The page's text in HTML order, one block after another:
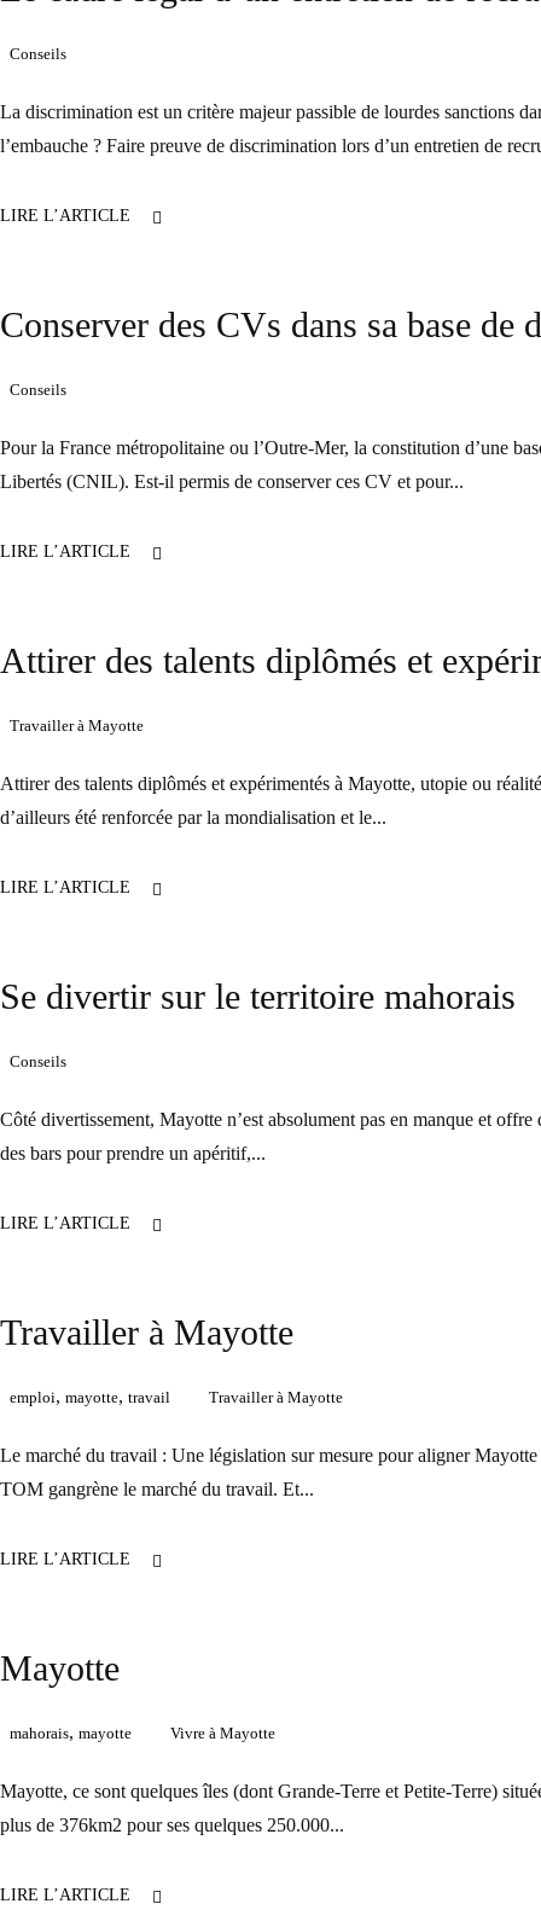
Conseils
La discrimination est un critère majeur passible de lourdes sanctions
l’embauche ? Faire preuve de discrimination lors d’un entretien de
LIRE L’ARTICLE
Conserver des CVs dans sa base de
Conseils
Pour la France métropolitaine ou l’Outre-Mer, la constitution d’une
Libertés (CNIL). Est-il permis de conserver ces CV et pour...
LIRE L’ARTICLE
Attirer des talents diplômés et
Travailler à Mayotte
Attirer des talents diplômés et expérimentés à Mayotte, utopie ou
d’ailleurs été renforcée par la mondialisation et le...
LIRE L’ARTICLE
Se divertir sur le territoire mahorais
Conseils
Côté divertissement, Mayotte n’est absolument pas en manque et
des bars pour prendre un apéritif,...
LIRE L’ARTICLE
Travailler à Mayotte
emploi, mayotte, travail Travailler à Mayotte
Le marché du travail : Une législation sur mesure pour aligner
TOM gangrène le marché du travail. Et...
LIRE L’ARTICLE
Mayotte
mahorais, mayotte Vivre à Mayotte
Mayotte, ce sont quelques îles (dont Grande-Terre et Petite-Terre)
plus de 376km2 pour ses quelques 250.000...
LIRE L’ARTICLE